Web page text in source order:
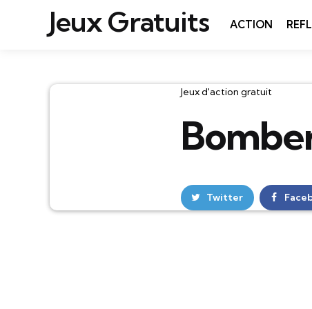
Jeux Gratuits ACTION
Catégories
Jeux d'action gratuit
Twitter